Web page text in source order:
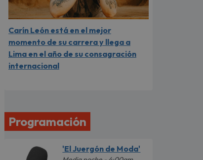
Carín León está en el mejor
momento de su carrera y llega a
Lima en el año de su consagración
internacional
Programación
'El Juergón de Moda'